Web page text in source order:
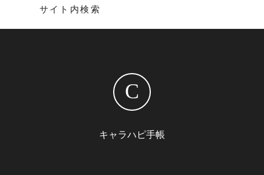
サイト内検索
C
キャラハピ手帳